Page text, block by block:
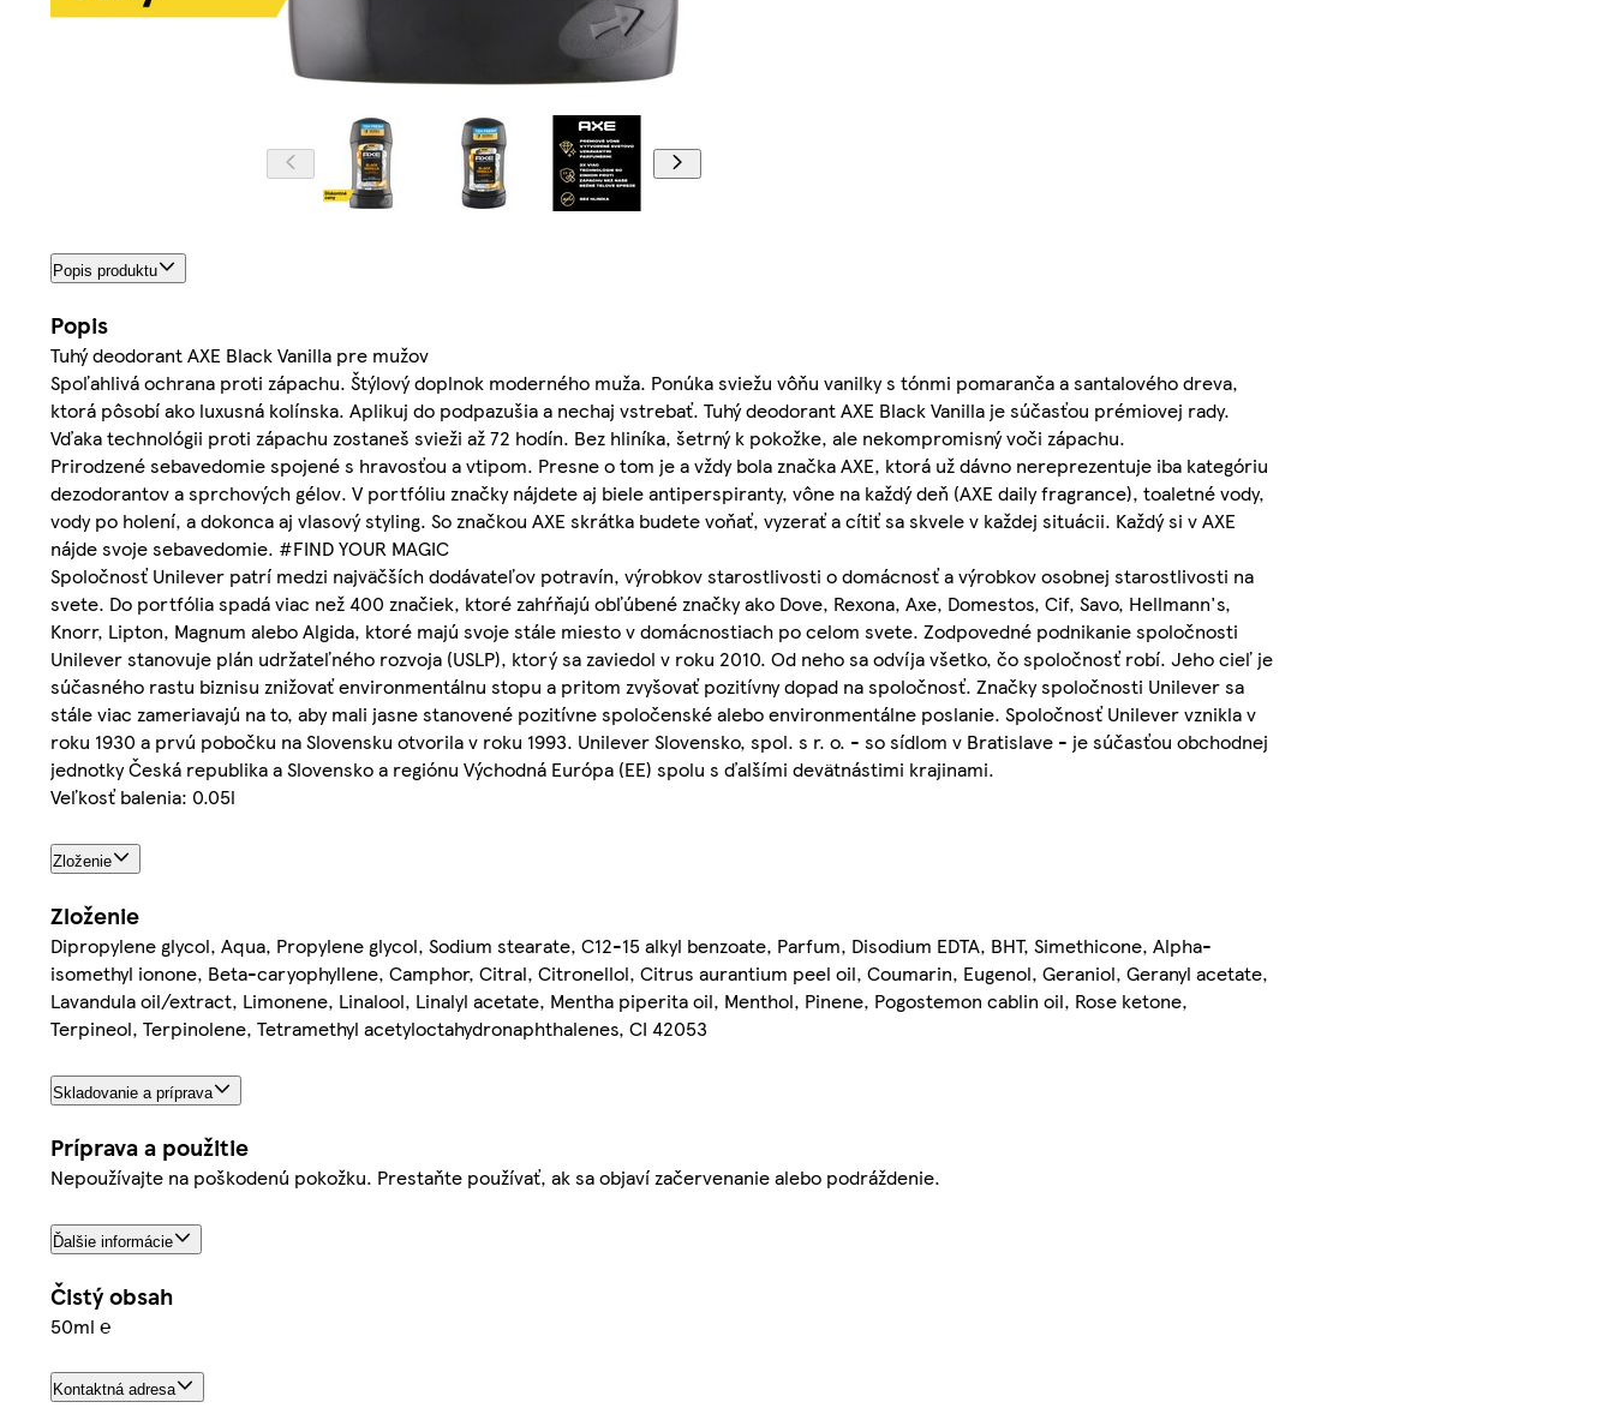
Popis produktu
Popis
Tuhý deodorant AXE Black Vanilla pre mužov
Spoľahlivá ochrana proti zápachu. Štýlový doplnok moderného muža. Ponúka sviežu vôňu vanilky s tónmi pomaranča a santalového dreva,
ktorá pôsobí ako luxusná kolínska. Aplikuj do podpazušia a nechaj vstrebať. Tuhý deodorant AXE Black Vanilla je súčasťou prémiovej rady.
Vďaka technológii proti zápachu zostaneš svieži až 72 hodín. Bez hliníka, šetrný k pokožke, ale nekompromisný voči zápachu.
Prirodzené sebavedomie spojené s hravosťou a vtipom. Presne o tom je a vždy bola značka AXE, ktorá už dávno nereprezentuje iba kategóriu
dezodorantov a sprchových gélov. V portfóliu značky nájdete aj biele antiperspiranty, vône na každý deň (AXE daily fragrance), toaletné vody,
vody po holení, a dokonca aj vlasový styling. So značkou AXE skrátka budete voňať, vyzerať a cítiť sa skvele v každej situácii. Každý si v AXE
nájde svoje sebavedomie. #FIND YOUR MAGIC
Spoločnosť Unilever patrí medzi najväčších dodávateľov potravín, výrobkov starostlivosti o domácnosť a výrobkov osobnej starostlivosti na
svete. Do portfólia spadá viac než 400 značiek, ktoré zahŕňajú obľúbené značky ako Dove, Rexona, Axe, Domestos, Cif, Savo, Hellmann's,
Knorr, Lipton, Magnum alebo Algida, ktoré majú svoje stále miesto v domácnostiach po celom svete. Zodpovedné podnikanie spoločnosti
Unilever stanovuje plán udržateľného rozvoja (USLP), ktorý sa zaviedol v roku 2010. Od neho sa odvíja všetko, čo spoločnosť robí. Jeho cieľ je
súčasného rastu biznisu znižovať environmentálnu stopu a pritom zvyšovať pozitívny dopad na spoločnosť. Značky spoločnosti Unilever sa
stále viac zameriavajú na to, aby mali jasne stanovené pozitívne spoločenské alebo environmentálne poslanie. Spoločnosť Unilever vznikla v
roku 1930 a prvú pobočku na Slovensku otvorila v roku 1993. Unilever Slovensko, spol. s r. o. - so sídlom v Bratislave - je súčasťou obchodnej
jednotky Česká republika a Slovensko a regiónu Východná Európa (EE) spolu s ďalšími devätnástimi krajinami.
Veľkosť balenia: 0.05l
Zloženie
Zloženie
Dipropylene glycol, Aqua, Propylene glycol, Sodium stearate, C12-15 alkyl benzoate, Parfum, Disodium EDTA, BHT, Simethicone, Alpha-
isomethyl ionone, Beta-caryophyllene, Camphor, Citral, Citronellol, Citrus aurantium peel oil, Coumarin, Eugenol, Geraniol, Geranyl acetate,
Lavandula oil/extract, Limonene, Linalool, Linalyl acetate, Mentha piperita oil, Menthol, Pinene, Pogostemon cablin oil, Rose ketone,
Terpineol, Terpinolene, Tetramethyl acetyloctahydronaphthalenes, CI 42053
Skladovanie a príprava
Príprava a použitie
Nepoužívajte na poškodenú pokožku. Prestaňte používať, ak sa objaví začervenanie alebo podráždenie.
Ďalšie informácie
Čistý obsah
50ml ℮
Kontaktná adresa